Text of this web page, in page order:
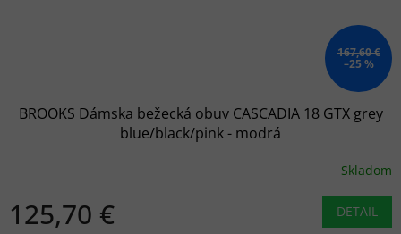
167,60 €
–25 %
BROOKS Dámska bežecká obuv CASCADIA 18 GTX grey
blue/black/pink - modrá
Skladom
125,70 € DETAIL